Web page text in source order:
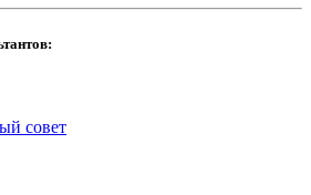
совет